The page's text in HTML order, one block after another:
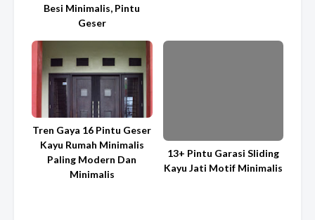
Besi Minimalis, Pintu
Geser
Tren Gaya 16 Pintu Geser
Kayu Rumah Minimalis
Paling Modern Dan
Minimalis
13+ Pintu Garasi Sliding
Kayu Jati Motif Minimalis